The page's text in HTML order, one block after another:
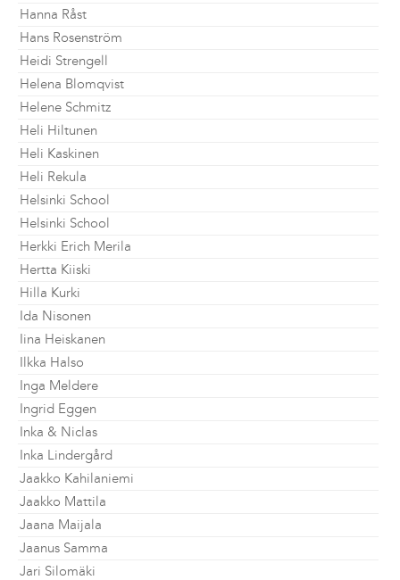
Hanna Råst
Hans Rosenström
Heidi Strengell
Helena Blomqvist
Helene Schmitz
Heli Hiltunen
Heli Kaskinen
Heli Rekula
Helsinki School
Helsinki School
Herkki Erich Merila
Hertta Kiiski
Hilla Kurki
Ida Nisonen
Iina Heiskanen
Ilkka Halso
Inga Meldere
Ingrid Eggen
Inka & Niclas
Inka Lindergård
Jaakko Kahilaniemi
Jaakko Mattila
Jaana Maijala
Jaanus Samma
Jari Silomäki